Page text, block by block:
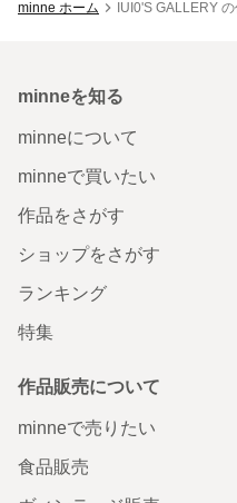
minne ホーム IUI0'S GALLERY
minneを知る
minneについて
minneで買いたい
作品をさがす
ショップをさがす
ランキング
特集
作品販売について
minneで売りたい
食品販売